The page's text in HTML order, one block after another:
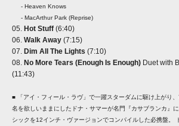
- Heaven Knows
- MacArthur Park (Reprise)
05. Hot Stuff (6:40)
06. Walk Away (7:15)
07. Dim All The Lights (7:10)
08. No More Tears (Enough Is Enough) Duet with
(11:43)
■ 「アイ・フィール・ラヴ」で一躍スターダムに駆け上がり
名を欲しいままにしたドナ・サマーが名門『カサブランカ』
シックを12インチ・ヴァージョンでコンパイルした必携盤。